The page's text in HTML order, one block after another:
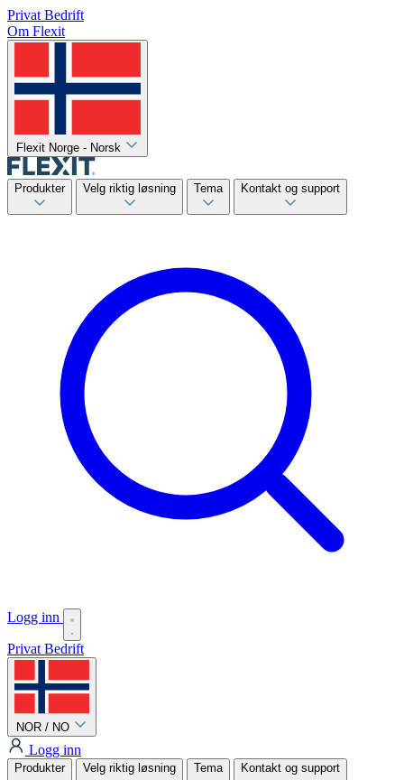
Privat Bedrift
Om Flexit
Flexit Norge - Norsk
Produkter Velg riktig løsning Tema Kontakt og support
Logg inn
Privat Bedrift
NOR / NO
Logg inn
Produkter Velg riktig løsning Tema Kontakt og support